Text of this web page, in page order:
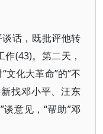
话，既批评他转
(43)。第二天，
文化大革命”的“不
找邓小平、汪东
意见，“帮助”邓